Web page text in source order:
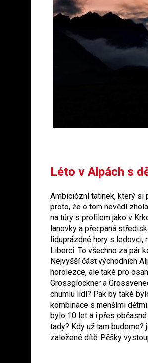
Léto v Alpách s
Ambiciózní tatínek, který si
proto, že o tom nevědí
na túry s profilem jako v
lanovky a přecpaná
liduprázdné hory s ledovci,
Liberci. To všechno za pár
Nejvyšší část východních
horolezce, ale také pro
Grossglockner a
chumlu lidí? Pak by také
kombinace s menšími
bylo 10 let a i přes
tady? Kdy už tam budeme?
založené dítě. Pěšky